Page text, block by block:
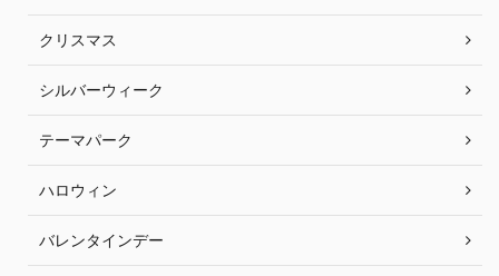
クリスマス
シルバーウィーク
テーマパーク
ハロウィン
バレンタインデー